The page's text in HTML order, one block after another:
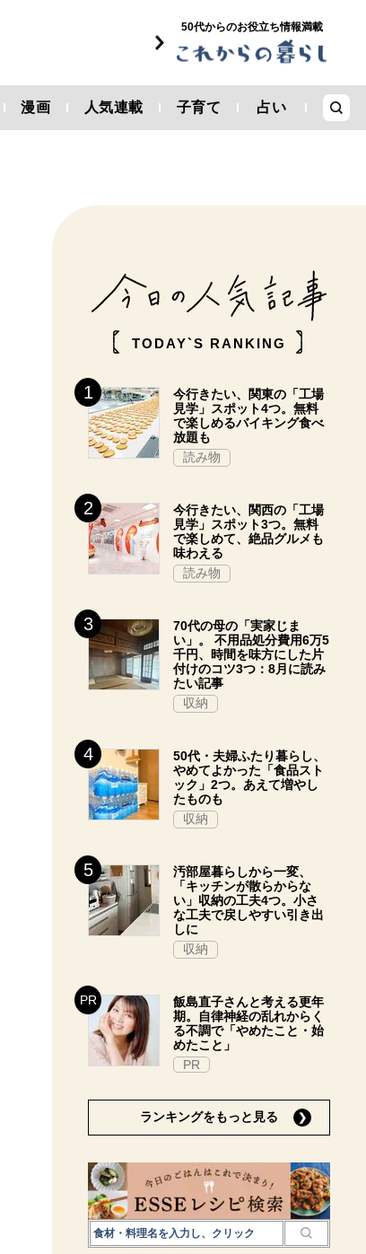
50代からのお役立ち情報満載
漫画 人気連載 子育て 占い
TODAY`S RANKING
今行きたい、関東の「工場
見学」スポット4つ。無料
で楽しめるバイキング食べ
放題も
読み物
今行きたい、関西の「工場
見学」スポット3つ。無料
で楽しめて、絶品グルメも
味わえる
読み物
70代の母の「実家じま
い」。 不用品処分費用6万5
千円、時間を味方にした片
付けのコツ3つ：8月に読み
たい記事
収納
50代・夫婦ふたり暮らし、
やめてよかった「食品スト
ック」2つ。あえて増やし
たものも
収納
汚部屋暮らしから一変、
「キッチンが散らからな
い」収納の工夫4つ。小さ
な工夫で戻しやすい引き出
しに
収納
飯島直子さんと考える更年
期。自律神経の乱れからく
る不調で「やめたこと・始
めたこと」
PR
ランキングをもっと見る